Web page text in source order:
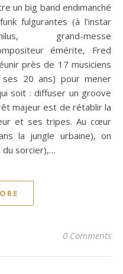
un big band endimanché
fulgurantes (à l’instar
grand-messe
émérite, Fred
près de 17 musiciens
20 ans) pour mener
soit : diffuser un groove
majeur est de rétablir la
et ses tripes. Au cœur
la jungle urbaine), on
du sorcier),…
0 Comments